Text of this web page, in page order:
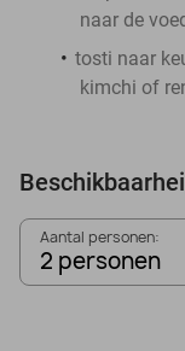
naar de
tosti naar
kimchi of
Aantal personen:
2 personen